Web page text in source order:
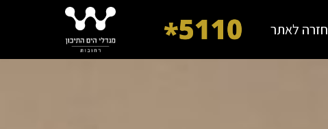
חזרה לאתר